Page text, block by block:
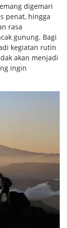
digemari
penat, hingga
rasa
gunung. Bagi
kegiatan rutin
akan menjadi
ingin